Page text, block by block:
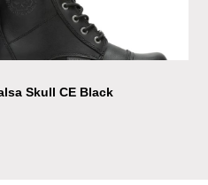
Skull CE Black